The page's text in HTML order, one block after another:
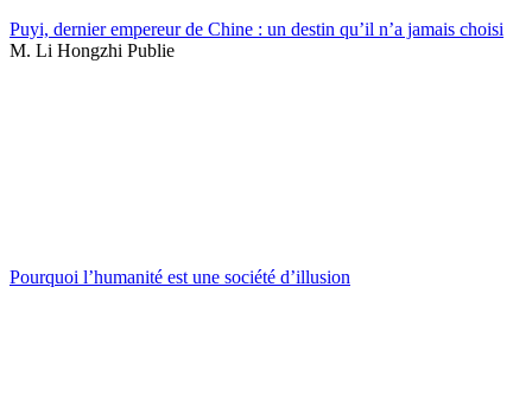
Puyi, dernier empereur de Chine : un destin qu’il n’a jamais choisi
M. Li Hongzhi Publie
Pourquoi l’humanité est une société d’illusion